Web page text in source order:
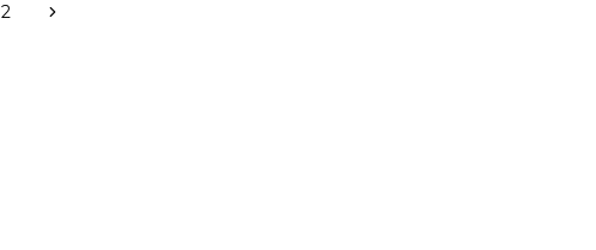
2